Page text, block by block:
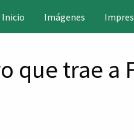
Inicio Imágenes
que trae a